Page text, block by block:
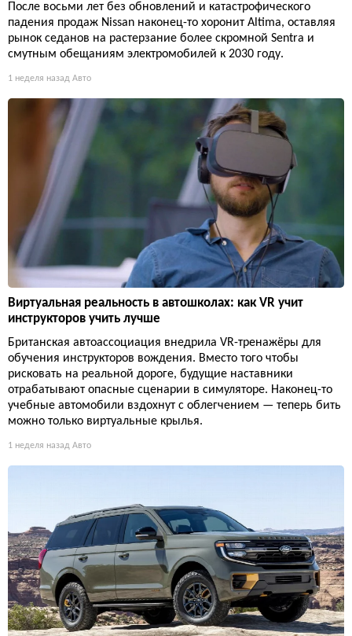
После восьми лет без обновлений и катастрофического
падения продаж Nissan наконец-то хоронит Altima, оставляя
рынок седанов на растерзание более скромной Sentra и
смутным обещаниям электромобилей к 2030 году.
1 неделя назад Авто
Виртуальная реальность в автошколах: как VR учит
инструкторов учить лучше
Британская автоассоциация внедрила VR-тренажёры для
обучения инструкторов вождения. Вместо того чтобы
рисковать на реальной дороге, будущие наставники
отрабатывают опасные сценарии в симуляторе. Наконец-то
учебные автомобили вздохнут с облегчением — теперь бить
можно только виртуальные крылья.
1 неделя назад Авто